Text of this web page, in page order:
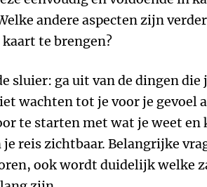
andere aspecten zijn
te brengen?
sluier: ga uit van de dingen die
wachten tot je voor je gevoel
te starten met wat je weet en
reis zichtbaar. Belangrijke
ook wordt duidelijk welke